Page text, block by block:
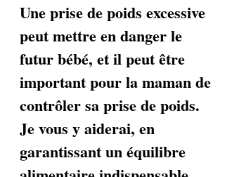
Une prise de poids excessive
peut mettre en danger le
futur bébé, et il peut être
important pour la maman de
contrôler sa prise de poids.
Je vous y aiderai, en
garantissant un équilibre